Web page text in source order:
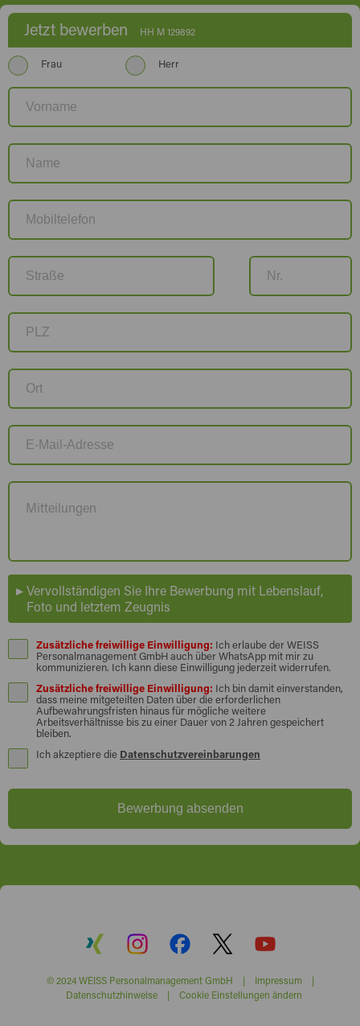
Jetzt bewerben HH M 129892
Frau Herr
Vervollständigen Sie Ihre Bewerbung mit Lebenslauf,
Foto und letztem Zeugnis
Zusätzliche freiwillige Einwilligung: Ich erlaube der WEISS
Personalmanagement GmbH auch über WhatsApp mit mir zu
kommunizieren. Ich kann diese Einwilligung jederzeit widerrufen.
Zusätzliche freiwillige Einwilligung: Ich bin damit einverstanden,
dass meine mitgeteilten Daten über die erforderlichen
Aufbewahrungsfristen hinaus für mögliche weitere
Arbeitsverhältnisse bis zu einer Dauer von 2 Jahren gespeichert
bleiben.
Ich akzeptiere die Datenschutzvereinbarungen
Bewerbung absenden
© 2024 WEISS Personalmanagement GmbH | Impressum|
Datenschutzhinweise| Cookie Einstellungen ändern